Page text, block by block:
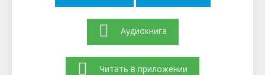
Аудиокнига
Читать в приложении